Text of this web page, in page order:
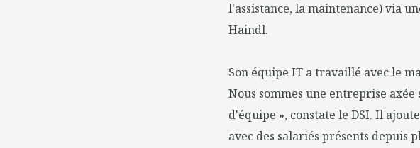
l'assistance, la maintenance) via
Haindl.
Son équipe IT a travaillé avec le
Nous sommes une entreprise
d'équipe », constate le DSI. Il
avec des salariés présents depuis